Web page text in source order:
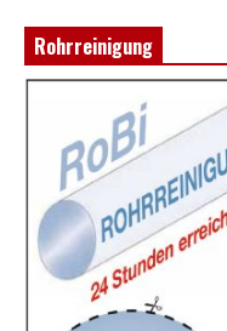
Rohrreinigung